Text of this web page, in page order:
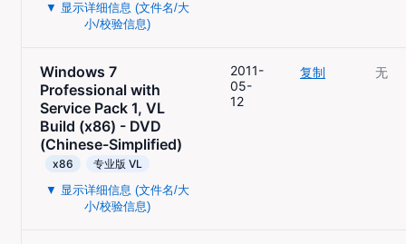
▼ 显示详细信息 (文件名/大
小/校验信息)
Windows 7
Professional with
Service Pack 1, VL
Build (x86) - DVD
(Chinese-Simplified)
x86
专业版 VL
▼ 显示详细信息 (文件名/大
小/校验信息)
2011-
05-
12
复制 无